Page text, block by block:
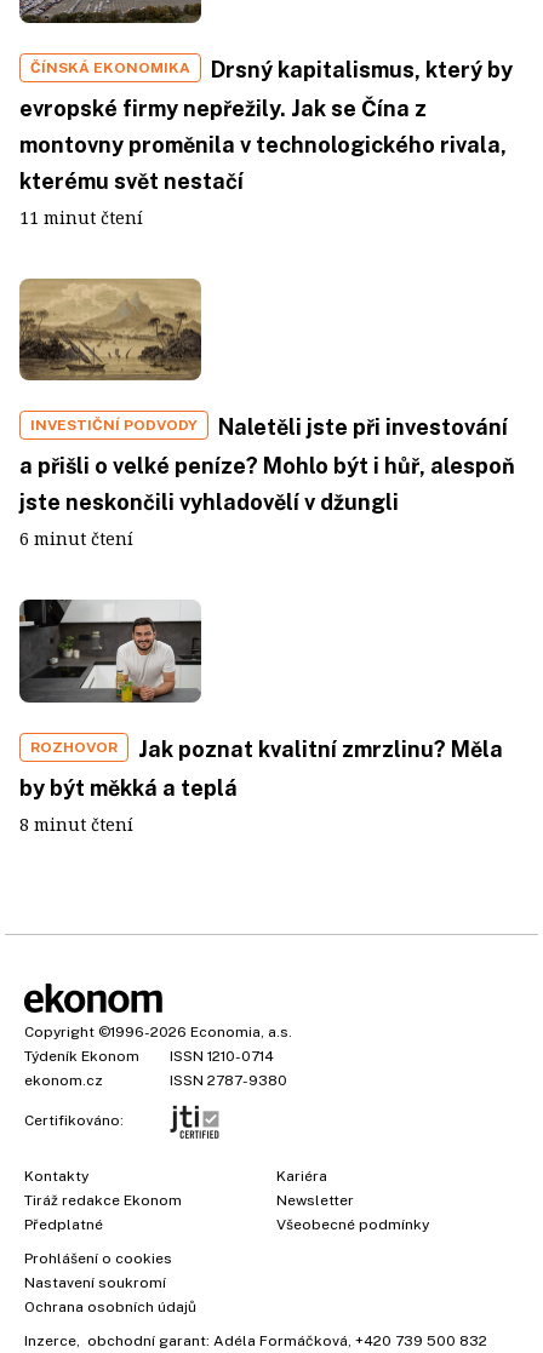
ČÍNSKÁ EKONOMIKA
Drsný kapitalismus, který by
evropské firmy nepřežily. Jak se Čína z
montovny proměnila v technologického rivala,
kterému svět nestačí
11 minut čtení
INVESTIČNÍ PODVODY
Naletěli jste při investování
a přišli o velké peníze? Mohlo být i hůř, alespoň
jste neskončili vyhladovělí v džungli
6 minut čtení
ROZHOVOR
Jak poznat kvalitní zmrzlinu? Měla
by být měkká a teplá
8 minut čtení
Copyright ©1996-2026 Economia, a.s.
Týdeník Ekonom
ISSN 1210-0714
ekonom.cz
ISSN 2787-9380
Certifikováno:
Kontakty
Tiráž redakce Ekonom
Předplatné
Kariéra
Newsletter
Všeobecné podmínky
Prohlášení o cookies
Nastavení soukromí
Ochrana osobních údajů
Inzerce , obchodní garant: Adéla Formáčková +420 739 500 832